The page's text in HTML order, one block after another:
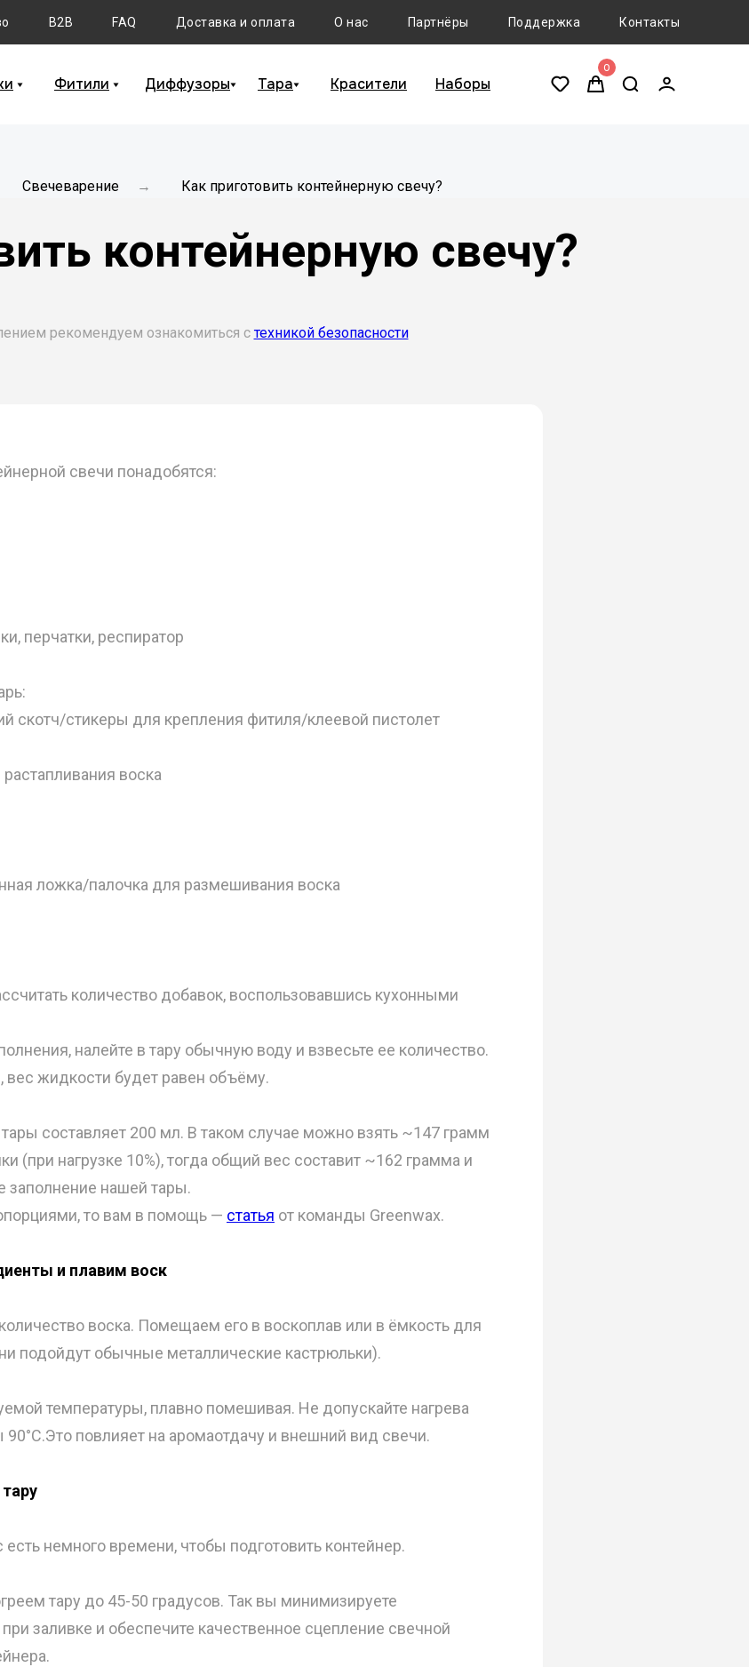
B2B FAQ Доставка и оплата О нас Партнёры Поддержка Контакты
0
Фитили Диффузоры Наборы
Красители
Тара
Свечеварение → Как приготовить контейнерную свечу?
контейнерную свечу?
рекомендуем ознакомиться с техникой безопасности
свечи понадобятся:
перчатки, респиратор
скотч/стикеры для крепления фитиля/клеевой пистолет
воска
ложка/палочка для размешивания воска
количество добавок, воспользовавшись кухонными
налейте в тару обычную воду и взвесьте ее количество.
жидкости будет равен объёму.
составляет 200 мл. В таком случае можно взять ~147 грамм
(при нагрузке 10%), тогда общий вес составит ~162 грамма и
нашей тары.
то вам в помощь — статья от команды Greenwax.
и плавим воск
воска. Помещаем его в воскоплав или в ёмкость для
подойдут обычные металлические кастрюльки).
температуры, плавно помешивая. Не допускайте нагрева
повлияет на аромаотдачу и внешний вид свечи.
есть немного времени, чтобы подготовить контейнер.
тару до 45-50 градусов. Так вы минимизируете
заливке и обеспечите качественное сцепление свечной